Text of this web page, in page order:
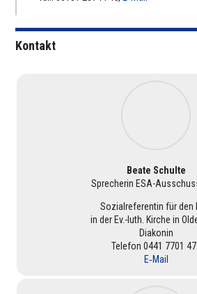
Kontakt
Beate Schulte
Spre­che­rin ESA-
Sozi­al­re­fe­ren­tin für den
in der Ev.-luth. Kirche in
Diakonin
Telefon 0441 7701
E‑Mail